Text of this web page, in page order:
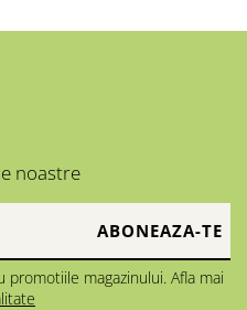
noastre
magazinului. Afla mai